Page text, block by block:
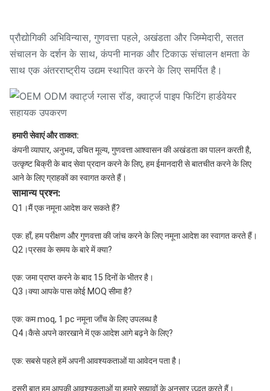
प्रौद्योगिकी अभिविन्यास, गुणवत्ता पहले, अखंडता और जिम्मेदारी, सतत
संचालन के दर्शन के साथ, कंपनी मानक और टिकाऊ संचालन क्षमता के
साथ एक अंतरराष्ट्रीय उद्यम स्थापित करने के लिए समर्पित है।
हमारी सेवाएं और ताकत:
कंपनी व्यापार, अनुभव, उचित मूल्य, गुणवत्ता आश्वासन की अखंडता का पालन करती है,
उत्कृष्ट बिक्री के बाद सेवा प्रदान करने के लिए, हम ईमानदारी से बातचीत करने के लिए
आने के लिए ग्राहकों का स्वागत करते हैं।
सामान्य प्रश्न:
Q1।मैं एक नमूना आदेश कर सकते हैं?
एक: हाँ, हम परीक्षण और गुणवत्ता की जांच करने के लिए नमूना आदेश का स्वागत करते हैं।
Q2।प्रसव के समय के बारे में क्या?
एक: जमा प्राप्त करने के बाद 15 दिनों के भीतर है।
Q3।क्या आपके पास कोई MOQ सीमा है?
एक: कम moq, 1 pc नमूना जाँच के लिए उपलब्ध है
Q4।कैसे अपने कारखाने में एक आदेश आगे बढ़ने के लिए?
एक: सबसे पहले हमें अपनी आवश्यकताओं या आवेदन पता है।
दूसरी बात हम आपकी आवश्यकताओं या हमारे सुझावों के अनुसार उद्धृत करते हैं।